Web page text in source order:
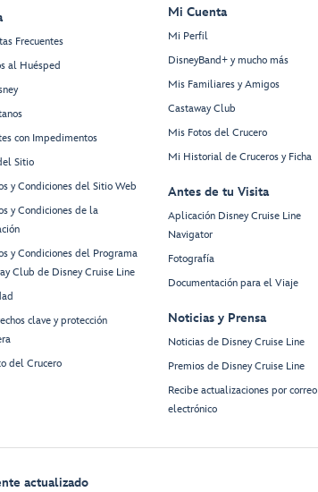
Frecuentes
al Huésped
con Impedimentos
Sitio
y Condiciones del Sitio Web
y Condiciones de la
y Condiciones del Programa
Club de Disney Cruise Line
clave y protección
del Crucero
Mi Cuenta
Mi Perfil
DisneyBand+ y mucho más
Mis Familiares y Amigos
Castaway Club
Mis Fotos del Crucero
Mi Historial de Cruceros y Ficha
Antes de tu Visita
Aplicación Disney Cruise Line
Navigator
Fotografía
Documentación para el Viaje
Noticias y Prensa
Noticias de Disney Cruise Line
Premios de Disney Cruise Line
Recibe actualizaciones por correo
electrónico
actualizado